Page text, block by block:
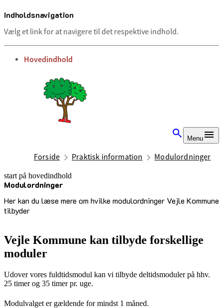
Indholdsnavigation
Vælg et link for at navigere til det respektive indhold.
gå til
Hovedindhold
Menu
Forside Praktisk information Modulordninger
start på hovedindhold
Modulordninger
Her kan du læse mere om hvilke modulordninger Vejle Kommune
tilbyder
senest opdateret 15. august 2025
Vejle Kommune kan tilbyde forskellige
moduler
Udover vores fuldtidsmodul kan vi tilbyde deltidsmoduler på hhv.
25 timer og 35 timer pr. uge.
Modulvalget er gældende for mindst 1 måned.